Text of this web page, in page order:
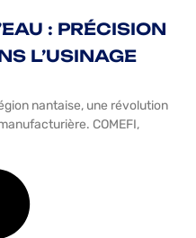
: PRÉCISION
L’USINAGE
nantaise, une révolution
COMEFI,